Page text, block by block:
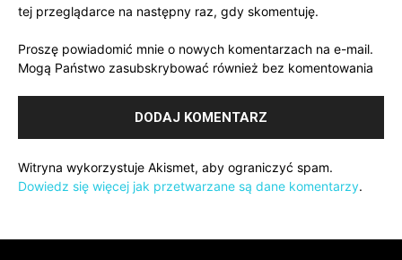
tej przeglądarce na następny raz, gdy skomentuję.
Proszę powiadomić mnie o nowych komentarzach na e-mail.
Mogą Państwo zasubskrybować również bez komentowania
Witryna wykorzystuje Akismet, aby ograniczyć spam.
Dowiedz się więcej jak przetwarzane są dane komentarzy.